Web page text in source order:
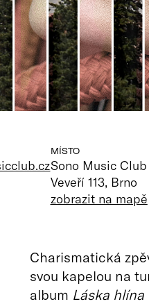
MÍSTO
Sono Music Club
Veveří 113, Brno
zobrazit na mapě
Charismatická
svou kapelou na
album Láska hlína